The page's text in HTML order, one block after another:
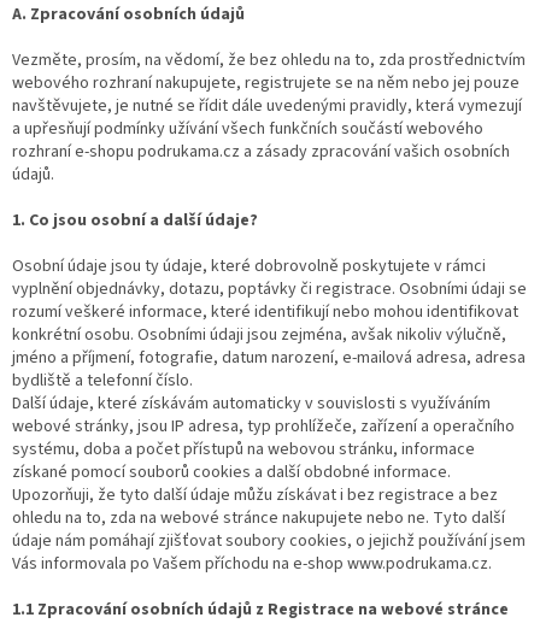
A. Zpracování osobních údajů
Vezměte, prosím, na vědomí, že bez ohledu na to, zda prostřednictvím
webového rozhraní nakupujete, registrujete se na něm nebo jej pouze
navštěvujete, je nutné se řídit dále uvedenými pravidly, která vymezují
a upřesňují podmínky užívání všech funkčních součástí webového
rozhraní e-shopu podrukama.cz a zásady zpracování vašich osobních
údajů.
1. Co jsou osobní a další údaje?
Osobní údaje jsou ty údaje, které dobrovolně poskytujete v rámci
vyplnění objednávky, dotazu, poptávky či registrace. Osobními údaji se
rozumí veškeré informace, které identifikují nebo mohou identifikovat
konkrétní osobu. Osobními údaji jsou zejména, avšak nikoliv výlučně,
jméno a příjmení, fotografie, datum narození, e-mailová adresa, adresa
bydliště a telefonní číslo.
Další údaje, které získávám automaticky v souvislosti s využíváním
webové stránky, jsou IP adresa, typ prohlížeče, zařízení a operačního
systému, doba a počet přístupů na webovou stránku, informace
získané pomocí souborů cookies a další obdobné informace.
Upozorňuji, že tyto další údaje můžu získávat i bez registrace a bez
ohledu na to, zda na webové stránce nakupujete nebo ne. Tyto další
údaje nám pomáhají zjišťovat soubory cookies, o jejichž používání jsem
Vás informovala po Vašem příchodu na e-shop www.podrukama.cz.
1.1 Zpracování osobních údajů z Registrace na webové stránce